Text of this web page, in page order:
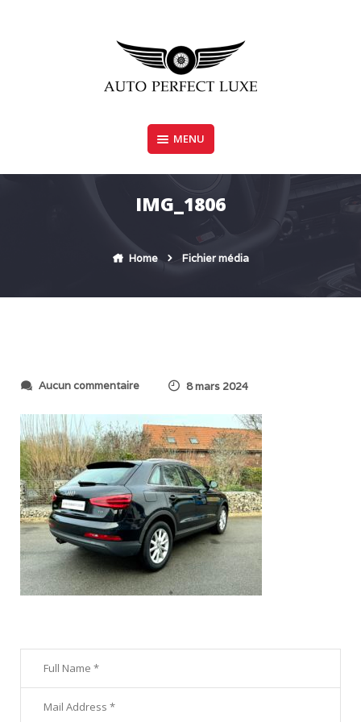
AUTO PERFECT LUXE
MENU
IMG_1806
Home Fichier média
Aucun commentaires
r
I
M
G
1
8
0
6
8 mars 2024